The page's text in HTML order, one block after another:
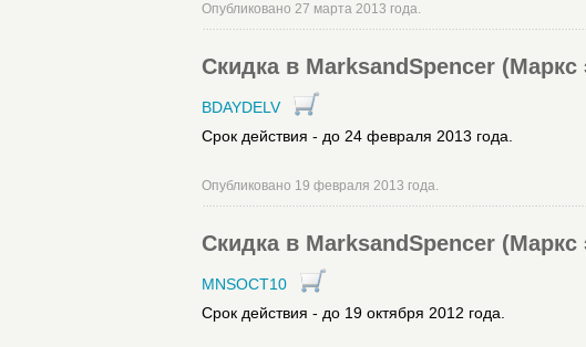
Опубликовано 27 марта 2013 года.
Скидка в MarksandSpencer
BDAYDELV
Срок действия - до 24 февраля 2013 года.
Опубликовано 19 февраля 2013 года.
Скидка в MarksandSpencer (Маркс
MNSOCT10
Срок действия - до 19 октября 2012 года.